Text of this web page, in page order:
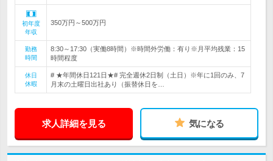
初年度
年収
350万円～500万円
勤務
時間
8:30～17:30（実働8時間）※時間外労働：有り※月平均残業：15
時間程度
休日
休暇
# ★年間休日121日★# 完全週休2日制（土日）※年に1回のみ、7
月末の土曜日出社あり（振替休日を…
求人詳細を見る 気になる